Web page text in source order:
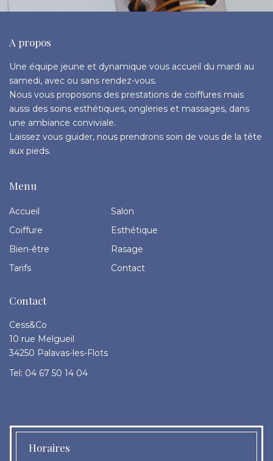
A propos
Une équipe jeune et dynamique vous accueil du mardi au
samedi, avec ou sans rendez-vous.
Nous vous proposons des prestations de coiffures mais
aussi des soins esthétiques, ongleries et massages, dans
une ambiance conviviale.
Laissez vous guider, nous prendrons soin de vous de la tête
aux pieds.
Menu
Accueil
Salon
Coiffure
Esthétique
Bien-être
Rasage
Tarifs
Contact
Contact
Cess&Co
10 rue Melgueil
34250 Palavas-les-Flots
Tel: 04 67 50 14 04
Horaires